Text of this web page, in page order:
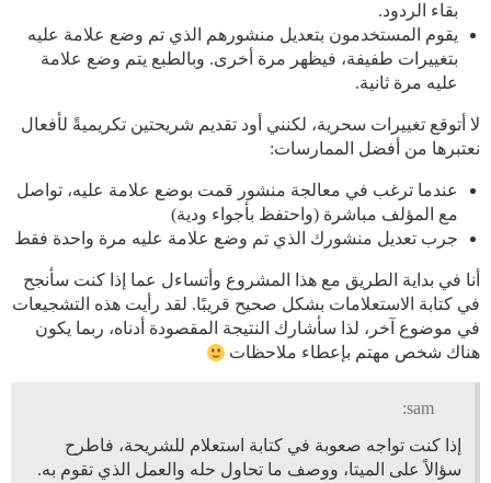
بقاء الردود.
يقوم المستخدمون بتعديل منشورهم الذي تم وضع علامة عليه
بتغييرات طفيفة، فيظهر مرة أخرى. وبالطبع يتم وضع علامة
عليه مرة ثانية.
لا أتوقع تغييرات سحرية، لكنني أود تقديم شريحتين تكريميةً لأفعال
نعتبرها من أفضل الممارسات:
عندما ترغب في معالجة منشور قمت بوضع علامة عليه، تواصل
مع المؤلف مباشرة (واحتفظ بأجواء ودية)
جرب تعديل منشورك الذي تم وضع علامة عليه مرة واحدة فقط
أنا في بداية الطريق مع هذا المشروع وأتساءل عما إذا كنت سأنجح
في كتابة الاستعلامات بشكل صحيح قريبًا. لقد رأيت هذه التشجيعات
في موضوع آخر، لذا سأشارك النتيجة المقصودة أدناه، ربما يكون
هناك شخص مهتم بإعطاء ملاحظات
sam:
إذا كنت تواجه صعوبة في كتابة استعلام للشريحة، فاطرح
سؤالاً على الميتا، ووصف ما تحاول حله والعمل الذي تقوم به.